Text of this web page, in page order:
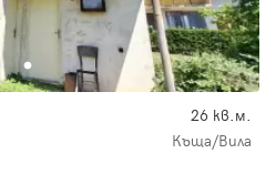
26 кв.м.
Къща/Вила